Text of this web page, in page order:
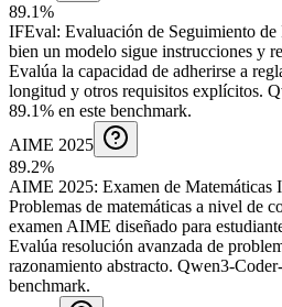
89.1%
IFEval: Evaluación de Seguimiento de
bien un modelo sigue instrucciones y
Evalúa la capacidad de adherirse a
longitud y otros requisitos explícitos.
89.1% en este benchmark.
AIME 2025
89.2%
AIME 2025: Examen de
Problemas de matemáticas a nivel de
examen AIME diseñado para
Evalúa resolución avanzada de
razonamiento abstracto. Qwen3-
benchmark.